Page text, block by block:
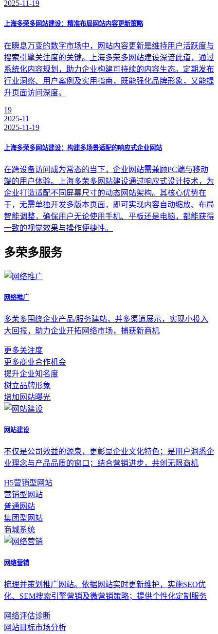
2025-11-19
上海多荣多网站建设：精准布局网站内容更新策略
在瞬息万变的数字市场中，网站内容更新是维持用户活跃度与
搜索引擎关注度的关键。上海多荣多网站建设深谙此道，通过
系统化内容规划，助力企业构建可持续的内容生态。定期发布
行业洞察、用户案例及实用指南，既能强化品牌形象，又能提
升页面访问深度。
19
2025-11
2025-11-19
上海多荣多网站建设：构建多场景适配的响应式企业网站
在跨设备访问成为常态的当下，企业网站需兼顾PC端与移动
端的用户体验。上海多荣多网站建设通过响应式设计技术，为
企业打造适配不同屏幕尺寸的动态网站架构。其核心优势在
于，无需单独开发多版本页面，即可实现内容自动缩放、布局
智能调整，确保用户无论使用手机、平板还是电脑，都能获得
一致的视觉效果与操作便捷性。
多荣多服务
网络推广
多荣多围绕企业产品/服务建站，并多渠道展示，实现小投入
大回报，助力企业开拓网络市场，捕获新商机
更多关注度
更多商业合作机会
提升企业知名度
树立品牌形象
增加网站曝光
网站建设
不仅是公司效益的源泉，更彰显企业文化特色；是用户洞悉企
业理念与产品品质的窗口；结合营销进步，共创无限商机
H5营销型网站
营销型网站
普通网站
集团型网站
商城系统
网络营销
梳理并策划推广网站。依据网站实时更新维护，实施SEO优
化、SEM搜索引擎营销及微营销策略；提供个性化定制服务
网络评估诊断
网站目标市场分析